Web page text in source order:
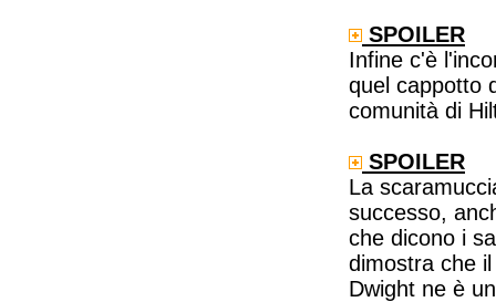
SPOILER
Infine c'è
quel cappotto
comunità di
SPOILER
La
successo,
che dicono i
dimostra che
Dwight ne è